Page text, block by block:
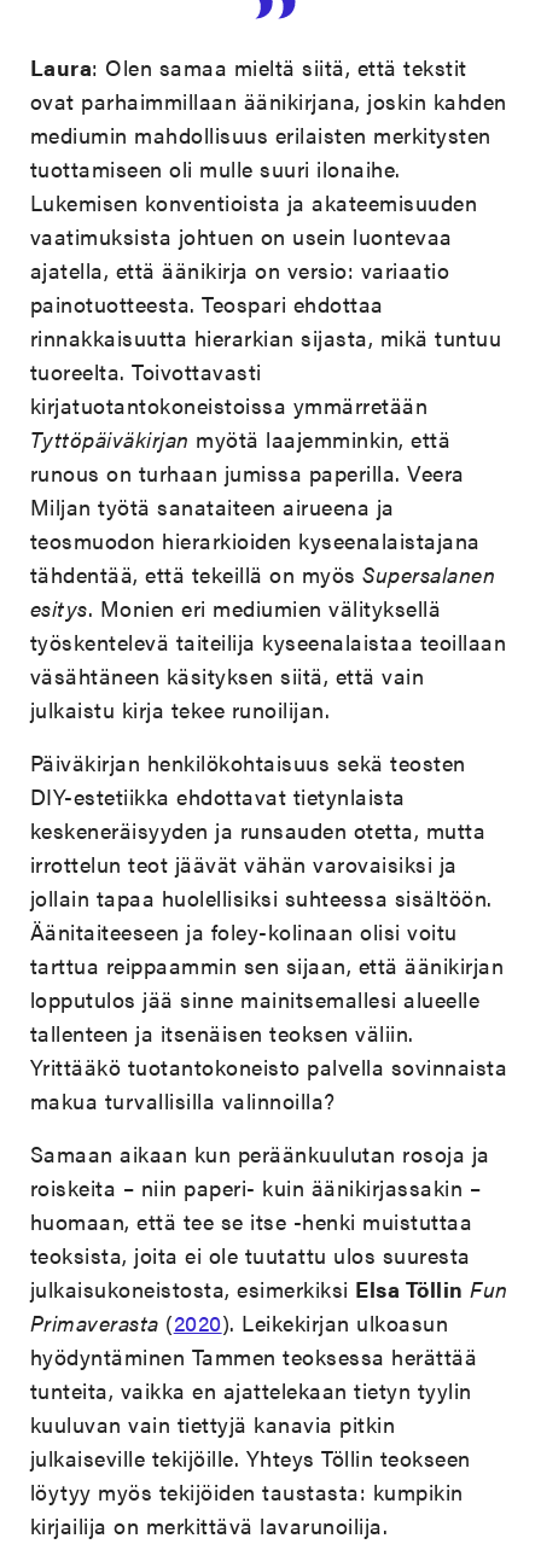
Laura: Olen samaa mieltä siitä, että tekstit
ovat parhaimmillaan äänikirjana, joskin kahden
mediumin mahdollisuus erilaisten merkitysten
tuottamiseen oli mulle suuri ilonaihe.
Lukemisen konventioista ja akateemisuuden
vaatimuksista johtuen on usein luontevaa
ajatella, että äänikirja on versio: variaatio
painotuotteesta. Teospari ehdottaa
rinnakkaisuutta hierarkian sijasta, mikä tuntuu
tuoreelta. Toivottavasti
kirjatuotantokoneistoissa ymmärretään
Tyttöpäiväkirjan myötä laajemminkin, että
runous on turhaan jumissa paperilla. Veera
Miljan työtä sanataiteen airueena ja
teosmuodon hierarkioiden kyseenalaistajana
tähdentää, että tekeillä on myösSupersalanen
esitys. Monien eri mediumien välityksellä
työskentelevä taiteilija kyseenalaistaa teoillaan
väsähtäneen käsityksen siitä, että vain
julkaistu kirja tekee runoilijan.
Päiväkirjan henkilökohtaisuus sekä teosten
DIY-estetiikka ehdottavat tietynlaista
keskeneräisyyden ja runsauden otetta, mutta
irrottelun teot jäävät vähän varovaisiksi ja
jollain tapaa huolellisiksi suhteessa sisältöön.
Äänitaiteeseen ja foley-kolinaan olisi voitu
tarttua reippaammin sen sijaan, että äänikirjan
lopputulos jää sinne mainitsemallesi alueelle
tallenteen ja itsenäisen teoksen väliin.
Yrittääkö tuotantokoneisto palvella sovinnaista
makua turvallisilla valinnoilla?
Samaan aikaan kun peräänkuulutan rosoja ja
roiskeita – niin paperi- kuin äänikirjassakin –
huomaan, että tee se itse -henki muistuttaa
teoksista, joita ei ole tuutattu ulos suuresta
julkaisukoneistosta, esimerkiksi Elsa Töllin Fun
Primaverasta (2020). Leikekirjan ulkoasun
hyödyntäminen Tammen teoksessa herättää
tunteita, vaikka en ajattelekaan tietyn tyylin
kuuluvan vain tiettyjä kanavia pitkin
julkaiseville tekijöille. Yhteys Töllin teokseen
löytyy myös tekijöiden taustasta: kumpikin
kirjailija on merkittävä lavarunoilija.